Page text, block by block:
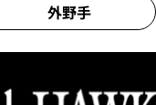
外野手